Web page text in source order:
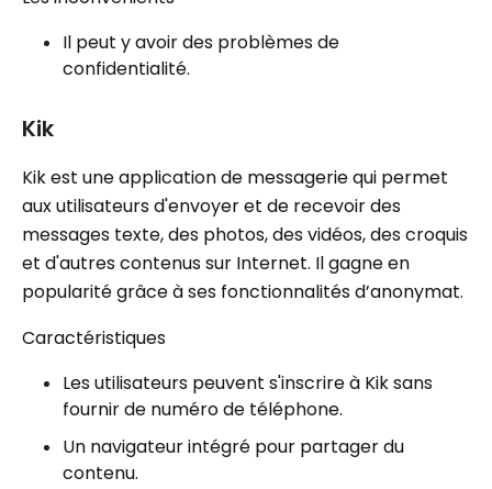
Il peut y avoir des problèmes de
confidentialité.
Kik
Kik est une application de messagerie qui permet
aux utilisateurs d'envoyer et de recevoir des
messages texte, des photos, des vidéos, des croquis
et d'autres contenus sur Internet. Il gagne en
popularité grâce à ses fonctionnalités d’anonymat.
Caractéristiques
Les utilisateurs peuvent s'inscrire à Kik sans
fournir de numéro de téléphone.
Un navigateur intégré pour partager du
contenu.